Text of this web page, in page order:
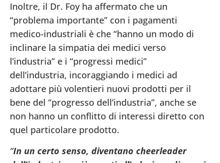
Inoltre, il Dr. Foy ha affermato che un
“problema importante” con i pagamenti
medico-industriali è che “hanno un modo di
inclinare la simpatia dei medici verso
l’industria” e i “progressi medici”
dell’industria, incoraggiando i medici ad
adottare più volentieri nuovi prodotti per il
bene del “progresso dell’industria”, anche se
non hanno un conflitto di interessi diretto con
quel particolare prodotto.
“In un certo senso, diventano cheerleader